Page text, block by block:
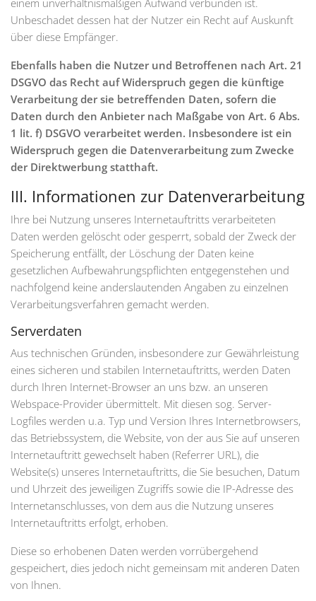
einem unverhältnismäßigen Aufwand verbunden ist.
Unbeschadet dessen hat der Nutzer ein Recht auf Auskunft
über diese Empfänger.
Ebenfalls haben die Nutzer und Betroffenen nach Art. 21
DSGVO das Recht auf Widerspruch gegen die künftige
Verarbeitung der sie betreffenden Daten, sofern die
Daten durch den Anbieter nach Maßgabe von Art. 6 Abs.
1 lit. f) DSGVO verarbeitet werden. Insbesondere ist ein
Widerspruch gegen die Datenverarbeitung zum Zwecke
der Direktwerbung statthaft.
III. Informationen zur Datenverarbeitung
Ihre bei Nutzung unseres Internetauftritts verarbeiteten
Daten werden gelöscht oder gesperrt, sobald der Zweck der
Speicherung entfällt, der Löschung der Daten keine
gesetzlichen Aufbewahrungspflichten entgegenstehen und
nachfolgend keine anderslautenden Angaben zu einzelnen
Verarbeitungsverfahren gemacht werden.
Serverdaten
Aus technischen Gründen, insbesondere zur Gewährleistung
eines sicheren und stabilen Internetauftritts, werden Daten
durch Ihren Internet-Browser an uns bzw. an unseren
Webspace-Provider übermittelt. Mit diesen sog. Server-
Logfiles werden u.a. Typ und Version Ihres Internetbrowsers,
das Betriebssystem, die Website, von der aus Sie auf unseren
Internetauftritt gewechselt haben (Referrer URL), die
Website(s) unseres Internetauftritts, die Sie besuchen, Datum
und Uhrzeit des jeweiligen Zugriffs sowie die IP-Adresse des
Internetanschlusses, von dem aus die Nutzung unseres
Internetauftritts erfolgt, erhoben.
Diese so erhobenen Daten werden vorrübergehend
gespeichert, dies jedoch nicht gemeinsam mit anderen Daten
von Ihnen.